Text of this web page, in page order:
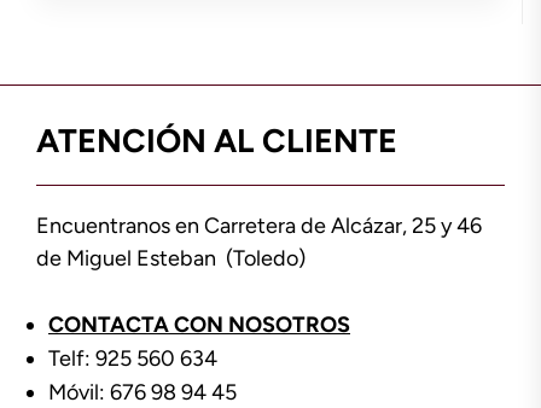
ATENCIÓN AL CLIENTE
Encuentranos en Carretera de Alcázar, 25 y 46
de Miguel Esteban (Toledo)
CONTACTA CON NOSOTROS
Telf: 925 560 634
Móvil: 676 98 94 45